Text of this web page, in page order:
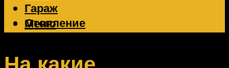
Гараж
Отопление
Вентиляция
Меню